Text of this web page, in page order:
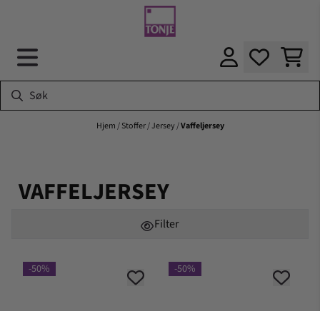
Hjem/Stoffer/Jersey/Vaffeljersey
VAFFELJERSEY
Filter
-50% -50%